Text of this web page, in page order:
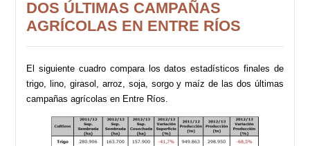
DOS ÚLTIMAS CAMPAÑAS
AGRÍCOLAS EN ENTRE RÍOS
El siguiente cuadro compara los datos estadísticos finales de
trigo, lino, girasol, arroz, soja, sorgo y maíz de las dos últimas
campañas agrícolas en Entre Ríos.